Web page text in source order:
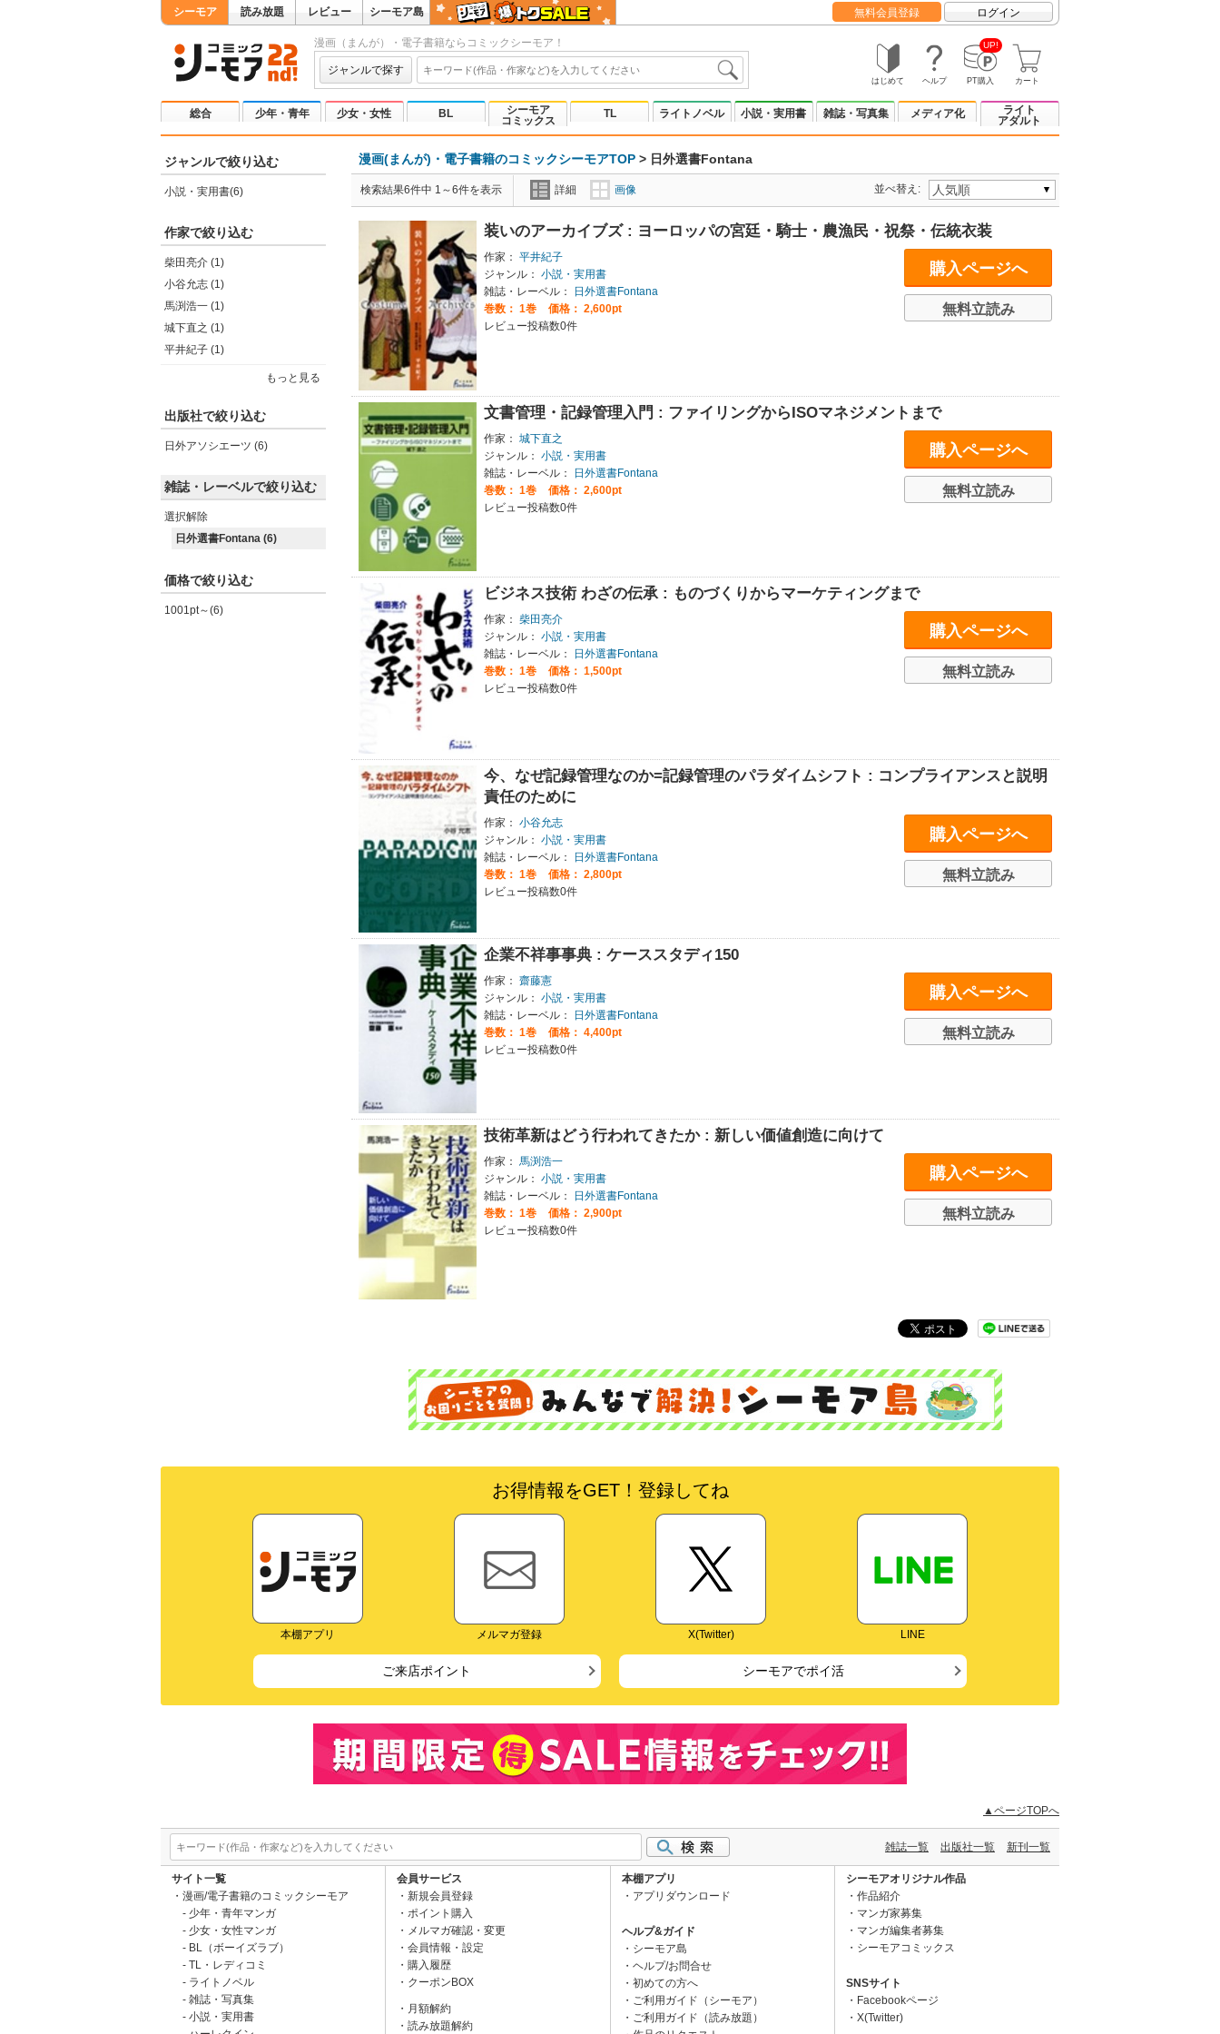
シーモア 読み放題 レビュー シーモア島 無料会員登録 ログイン
漫画（まんが）・電子書籍ならコミックシーモア！
ジャンルで探す
はじめて ヘルプ
UP!
PT購入 カート
総合 少年・青年 少女・女性 BL
シーモア
コミックス
TL ライトノベル 小説・実用書 雑誌・写真集 メディア化
ライト
アダルト
ジャンルで絞り込む
小説・実用書(6)
作家で絞り込む
柴田亮介 (1)
小谷允志 (1)
馬渕浩一 (1)
城下直之 (1)
平井紀子 (1)
もっと見る
出版社で絞り込む
日外アソシエーツ (6)
雑誌・レーベルで絞り込む
選択解除
日外選書Fontana (6)
価格で絞り込む
1001pt～(6)
漫画(まんが)・電子書籍のコミックシーモアTOP > 日外選書Fontana
検索結果6件中 1～6件を表示 詳細 画像 並べ替え:
装いのアーカイブズ : ヨーロッパの宮廷・騎士・農漁民・祝祭・伝統衣装
作家： 平井紀子
ジャンル： 小説・実用書
雑誌・レーベル：
日外選書Fontana
巻数： 1巻
価格： 2,600pt
レビュー投稿数0件
購入ページへ
無料立読み
文書管理・記録管理入門 : ファイリングからISOマネジメントまで
作家： 城下直之
ジャンル： 小説・実用書
雑誌・レーベル：
日外選書Fontana
巻数： 1巻
価格： 2,600pt
レビュー投稿数0件
購入ページへ
無料立読み
ビジネス技術 わざの伝承 : ものづくりからマーケティングまで
作家： 柴田亮介
ジャンル： 小説・実用書
雑誌・レーベル：
日外選書Fontana
巻数： 1巻
価格： 1,500pt
レビュー投稿数0件
購入ページへ
無料立読み
今、なぜ記録管理なのか=記録管理のパラダイムシフト : コンプライアンスと説明
責任のために
作家： 小谷允志
ジャンル： 小説・実用書
雑誌・レーベル：
日外選書Fontana
巻数： 1巻
価格： 2,800pt
レビュー投稿数0件
購入ページへ
無料立読み
企業不祥事事典 : ケーススタディ150
作家： 齋藤憲
ジャンル： 小説・実用書
雑誌・レーベル：
日外選書Fontana
巻数： 1巻
価格： 4,400pt
レビュー投稿数0件
購入ページへ
無料立読み
技術革新はどう行われてきたか : 新しい価値創造に向けて
作家： 馬渕浩一
ジャンル： 小説・実用書
雑誌・レーベル：
日外選書Fontana
巻数： 1巻
価格： 2,900pt
レビュー投稿数0件
購入ページへ
無料立読み
お得情報をGET！登録してね
本棚アプリ メルマガ登録 X(Twitter) LINE
ご来店ポイント シーモアでポイ活
▲ページTOPへ
雑誌一覧 出版社一覧 新刊一覧
サイト一覧
漫画/電子書籍のコミックシーモア
少年・青年マンガ
少女・女性マンガ
BL（ボーイズラブ）
TL・レディコミ
ライトノベル
雑誌・写真集
小説・実用書
会員サービス
新規会員登録
ポイント購入
メルマガ確認・変更
会員情報・設定
購入履歴
クーポンBOX
月額解約
読み放題解約
本棚アプリ
アプリダウンロード
ヘルプ&ガイド
シーモア島
ヘルプ/お問合せ
初めての方へ
ご利用ガイド（シーモア）
ご利用ガイド（読み放題）
シーモアオリジナル作品
作品紹介
マンガ家募集
マンガ編集者募集
シーモアコミックス
SNSサイト
Facebookページ
X(Twitter)